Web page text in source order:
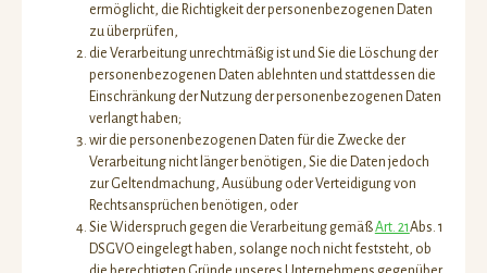
ermöglicht, die Richtigkeit der personenbezogenen Daten
zu überprüfen,
die Verarbeitung unrechtmäßig ist und Sie die Löschung der
personenbezogenen Daten ablehnten und stattdessen die
Einschränkung der Nutzung der personenbezogenen Daten
verlangt haben;
wir die personenbezogenen Daten für die Zwecke der
Verarbeitung nicht länger benötigen, Sie die Daten jedoch
zur Geltendmachung, Ausübung oder Verteidigung von
Rechtsansprüchen benötigen, oder
Sie Widerspruch gegen die Verarbeitung gemäßArt. 21Abs. 1
DSGVO eingelegt haben, solange noch nicht feststeht, ob